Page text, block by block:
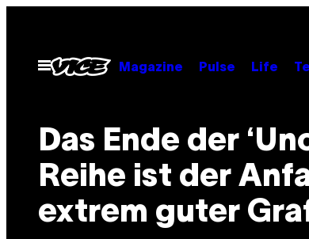
contentOpen
Menu
Magazine Pulse Life
​Das Ende der
Reihe ist der
extrem guter